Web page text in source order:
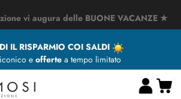
vi augura delle BUONE VACANZE ★
IL RISPARMIO COI SALDI
e offertea tempo limitato